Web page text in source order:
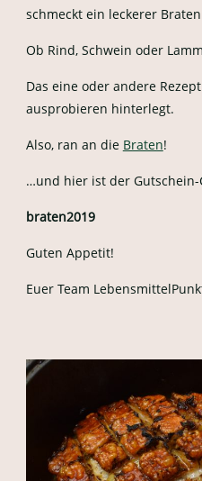
schmeckt ein leckerer
Ob Rind, Schwein oder
Das eine oder andere
ausprobieren hinterlegt.
Also, ran an die Braten!
…und hier ist der Gutschein-
braten2019
Guten Appetit!
Euer Team